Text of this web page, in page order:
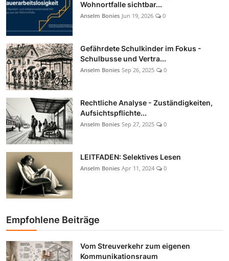
Wohnortfalle sichtbar...
Anselm Bonies Jun 19, 2026 0
Gefährdete Schulkinder im Fokus -
Schulbusse und Vertra...
Anselm Bonies Sep 26, 2025 0
Rechtliche Analyse - Zuständigkeiten,
Aufsichtspflichte...
Anselm Bonies Sep 27, 2025 0
LEITFADEN: Selektives Lesen
Anselm Bonies Apr 11, 2024 0
Empfohlene Beiträge
Vom Streuverkehr zum eigenen
Kommunikationsraum